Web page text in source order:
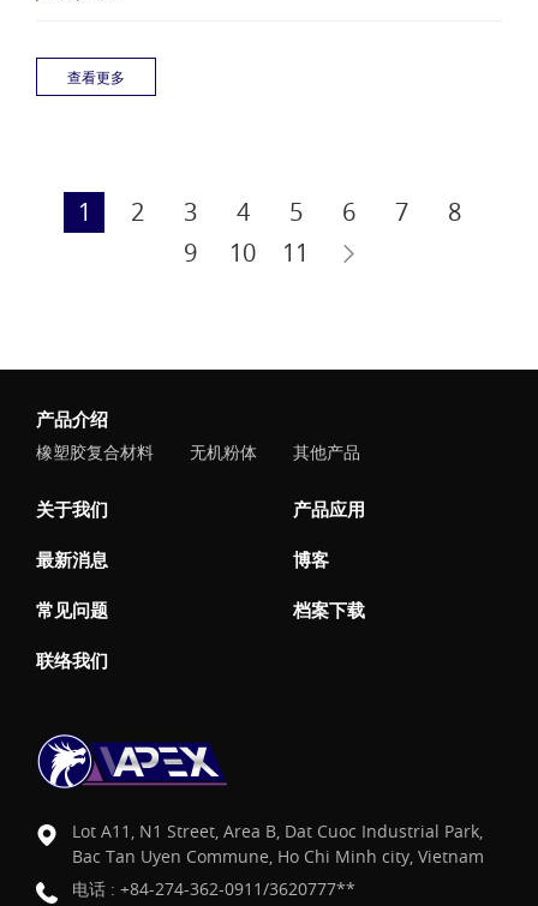
查看更多
1 2 3 4 5 6 7
8
9
10 11
产品介绍
橡塑胶复合材料 无机粉体 其他产品
关于我们 产品应用
最新消息 博客
常见问题 档案下载
联络我们
Lot A11, N1 Street, Area B, Dat Cuoc Industrial Park,
Bac Tan Uyen Commune, Ho Chi Minh city, Vietnam
电话 : +84-274-362-0911/3620777**